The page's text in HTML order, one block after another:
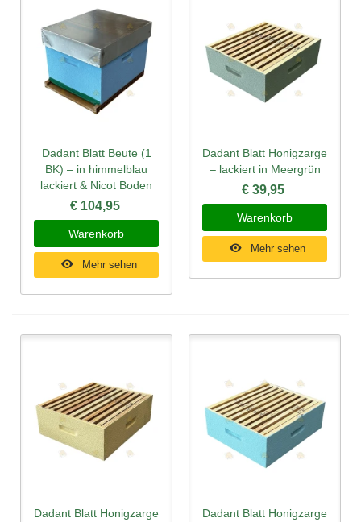
Dadant Blatt Beute (1
BK) – in himmelblau
lackiert & Nicot Boden
€ 104,95
Warenkorb
Mehr sehen
Dadant Blatt Honigzarge
– lackiert in Meergrün
€ 39,95
Warenkorb
Mehr sehen
Dadant Blatt Honigzarge
Dadant Blatt Honigzarge